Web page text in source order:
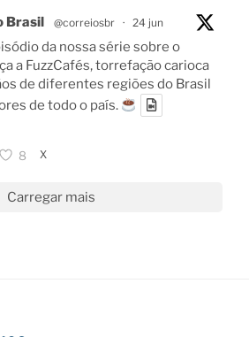
Brasil @correiosbr · 24 jun
da nossa série sobre o
a FuzzCafés, torrefação carioca
de diferentes regiões do Brasil
de todo o país.
8 X
Carregar mais